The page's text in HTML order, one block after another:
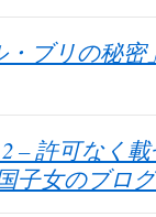
ブリの秘密
– 許可なく
子女のブログ